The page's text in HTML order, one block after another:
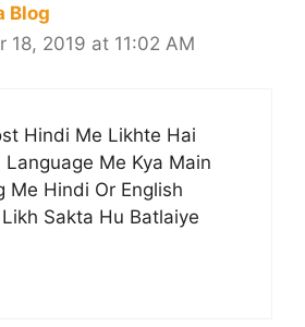
Blog
18, 2019 at 11:02 AM
Hindi Me Likhte Hai
Language Me Kya Main
Me Hindi Or English
Sakta Hu Batlaiye